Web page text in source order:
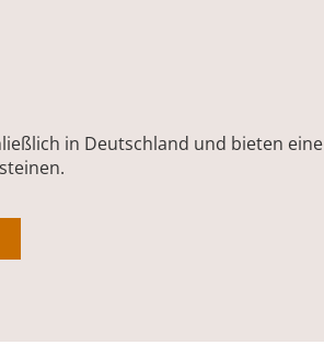
in Deutschland und bieten